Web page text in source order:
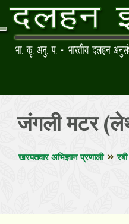
जंगली मटर
खरपतवार अभिज्ञान प्रणाली रबी